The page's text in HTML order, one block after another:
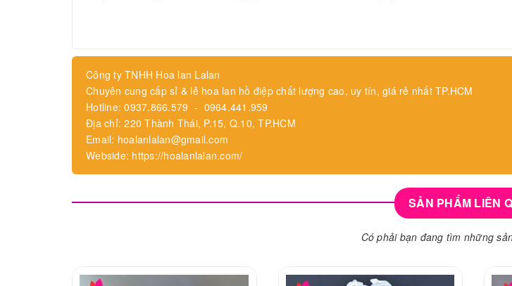
Công ty TNHH Hoa lan Lalan
Chuyên cung cấp sỉ & lẻ hoa lan hồ điệp chất lượng cao, uy tín, giá rẻ nhất TP.HCM
Hotline: 0937.866.579 - 0964.441.959
Địa chỉ: 220 Thành Thái, P.15, Q.10, TP.HCM
Email: hoalanlalan@gmail.com
Webside: https://hoalanlalan.com/
SẢN PHẨM LIÊN
Có phải bạn đang tìm những